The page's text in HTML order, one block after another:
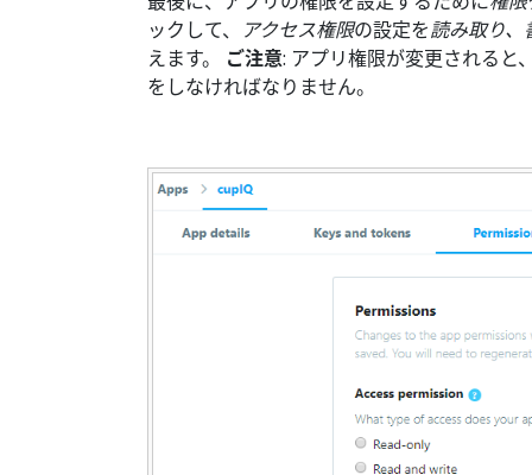
ックして、
アクセス権限の設定を読み取り、
えます。 ご注意: アプリ権限が変更されると
をしなければなりません。